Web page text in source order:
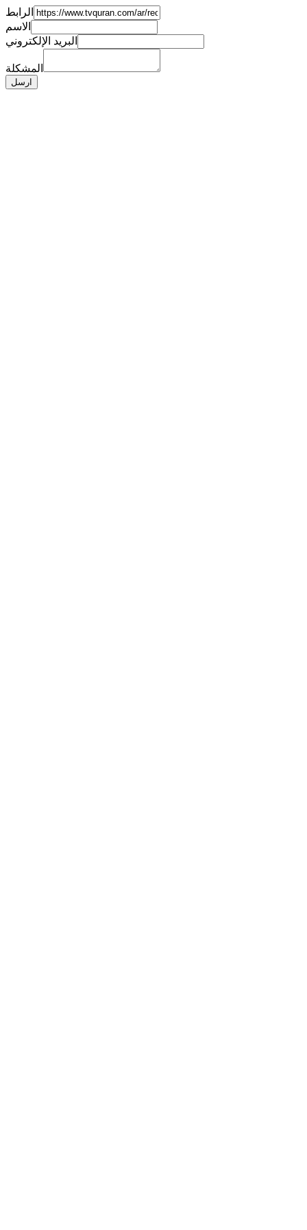
الرابط
الاسم
البريد الإلكتروني
المشكلة
ارسل